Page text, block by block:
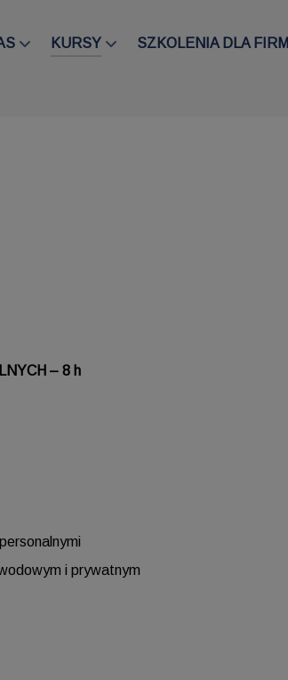
KURSY SZKOLENIA DLA FIRM
– 8 h
i prywatnym